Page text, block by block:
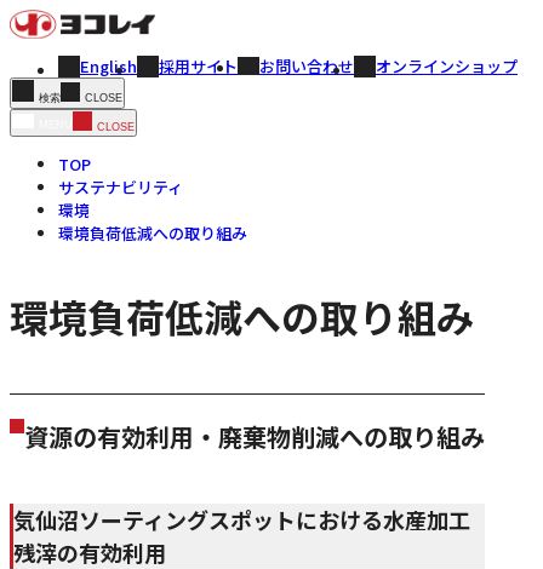
English 採用サイト お問い合わせ オンラインショップ
検索 CLOSE
CLOSE
TOP
サステナビリティ
環境
環境負荷低減への取り組み
環境負荷低減への取り組み
資源の有効利用・廃棄物削減への取り組み
気仙沼ソーティングスポットにおける水産加工
残滓の有効利用